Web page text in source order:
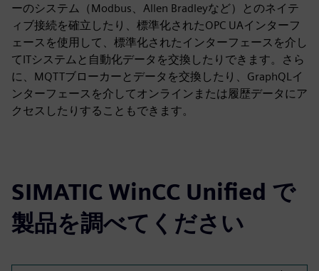
ーのシステム（Modbus、Allen Bradleyなど）とのネイテ
ィブ接続を確立したり、標準化されたOPC UAインターフ
ェースを使用して、標準化されたインターフェースを介し
てITシステムと自動化データを交換したりできます。さら
に、MQTTブローカーとデータを交換したり、GraphQLイ
ンターフェースを介してオンラインまたは履歴データにア
クセスしたりすることもできます。
SIMATIC WinCC Unified で
製品を調べてください